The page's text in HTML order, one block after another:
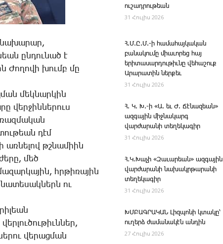
նա­խա­րար,
ըն­դու­նած է
­Ժո­ղո­վի խումբ մը
մեկ­նար­կին
վեր­ջին­նե­րուս
դէմ
առ­նե­լով թշնա­միին
մեծ
հրթի­ռա­յին
ու
վե­րաց­ման
ուշադրութեան
31 Հուլիս 2026
Հ.Մ.Ը.Մ.-ի համահայկական
բանակումը միաւորեց հայ
երիտասարդութիւնը վեհաշուք
Արարատին ներքեւ
31 Հուլիս 2026
Հ. Կ. Խ.-ի «Ա. եւ Ժ. ­Ճէնազեան»
ազգային միջնակարգ
վարժարանի տեղեկագիր
31 Հուլիս 2026
Հ․Կ․Խաչի «Զաւարեան» ազգային
վարժարանի նախակրթարանի
տեղեկագիր
31 Հուլիս 2026
ԽՄԲԱԳՐԱԿԱՆ ­Լիզպոնի կտակը՝
ուղերձ ժամանակէն անդին
27 Հուլիս 2026